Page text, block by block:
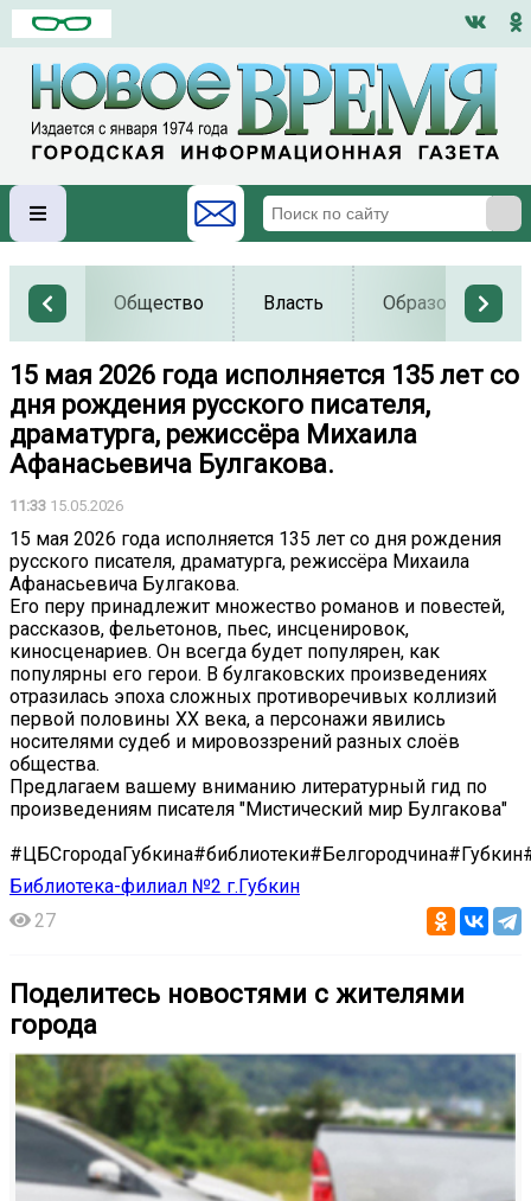
Общество Власть Образование
15 мая 2026 года исполняется 135 лет со
дня рождения русского писателя,
драматурга, режиссёра Михаила
Афанасьевича Булгакова.
11:33 15.05.2026
15 мая 2026 года исполняется 135 лет со дня рождения
русского писателя, драматурга, режиссёра Михаила
Афанасьевича Булгакова.
Его перу принадлежит множество романов и повестей,
рассказов, фельетонов, пьес, инсценировок,
киносценариев. Он всегда будет популярен, как
популярны его герои. В булгаковских произведениях
отразилась эпоха сложных противоречивых коллизий
первой половины XX века, а персонажи явились
носителями судеб и мировоззрений разных слоёв
общества.
Предлагаем вашему вниманию литературный гид по
произведениям писателя "Мистический мир Булгакова"
Библиотека-филиал №2 г.Губкин
27
Поделитесь новостями с жителями
города